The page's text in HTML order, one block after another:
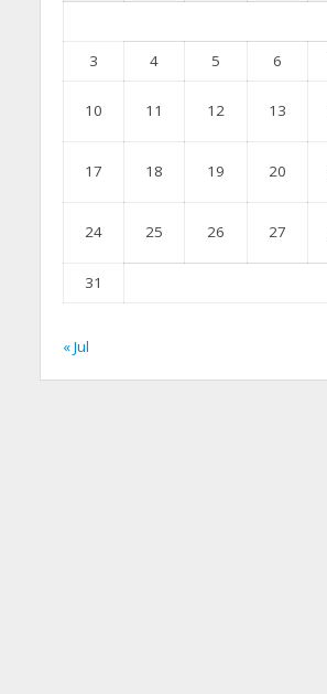
3
4 5 6
10 11 12 13
17 18 19 20
24 25 26 27
31
« Jul